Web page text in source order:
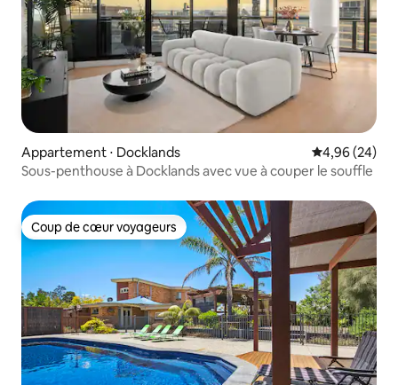
Appartement ⋅ Docklands Évaluation
4,96 (24)
Sous-penthouse à Docklands avec vue à couper le souffle
Coup de cœur voyageurs
Coup de cœur voyageurs